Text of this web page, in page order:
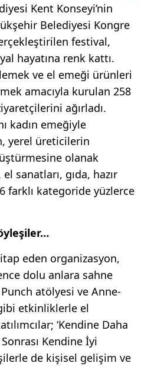
Kent Konseyi’nin
Belediyesi Kongre
festival,
hayatına renk kattı.
ve el emeği ürünleri
amacıyla kurulan 258
ağırladı.
kadın emeğiyle
yerel üreticilerin
olanak
sanatları, gıda, hazır
farklı kategoride yüzlerce
eden organizasyon,
dolu anlara sahne
atölyesi ve Anne-
etkinliklerle el
‘Kendine Daha
Kendine İyi
de kişisel gelişim ve